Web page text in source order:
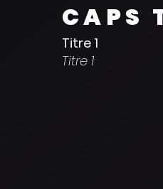
CAPS
Titre 1
Titre 1